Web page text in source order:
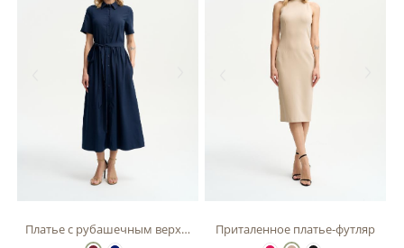
Платье с рубашечным верхом Приталенное платье-футляр